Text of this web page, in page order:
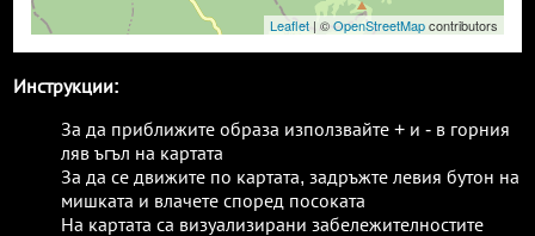
Leaflet| ©OpenStreetMapcontributors
Инструкции:
За да приближите образа използвайте + и - в горния
ляв ъгъл на картата
За да се движите по картата, задръжте левия бутон на
мишката и влачете според посоката
На картата са визуализирани забележителностите